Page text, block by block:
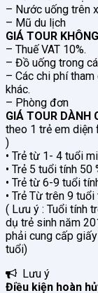
– Nước uống trên
– Mũ du lịch
GIÁ TOUR
– Thuế VAT 10%.
– Đồ uống trong
– Các chi phí
khác.
– Phòng đơn
GIÁ TOUR DÀNH
theo 1 trẻ em diện
)
• Trẻ từ 1- 4 tuổi
• Trẻ 5 tuổi tính 50
• Trẻ từ 6-9 tuổi
• Trẻ Từ trên 9
( Lưu ý : Tuổi tính
dụ trẻ sinh năm
phải cung cấp
tuổi)
Lưu ý
Điều kiện hoàn